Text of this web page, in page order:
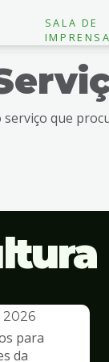
SALA DE
IMPRENSA
que
2026
para
da